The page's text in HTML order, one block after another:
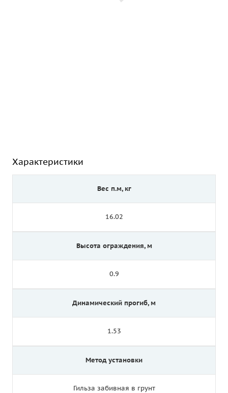
Характеристики
Вес п.м, кг
16.02
Высота ограждения, м
0.9
Динамический прогиб, м
1.53
Метод установки
Гильза забивная в грунт